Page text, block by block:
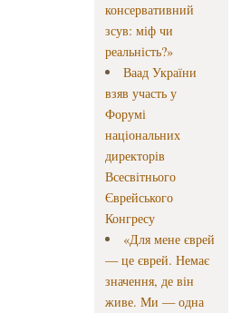
консервативний
зсув: міф чи
реальність?»
Ваад України
взяв участь у
Форумі
національних
директорів
Всесвітнього
Єврейського
Конгресу
«Для мене єврей
— це єврей. Немає
значення, де він
живе. Ми — одна